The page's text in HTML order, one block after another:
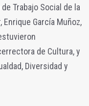
Trabajo Social de la
García Muñoz,
de Cultura, y
Diversidad y